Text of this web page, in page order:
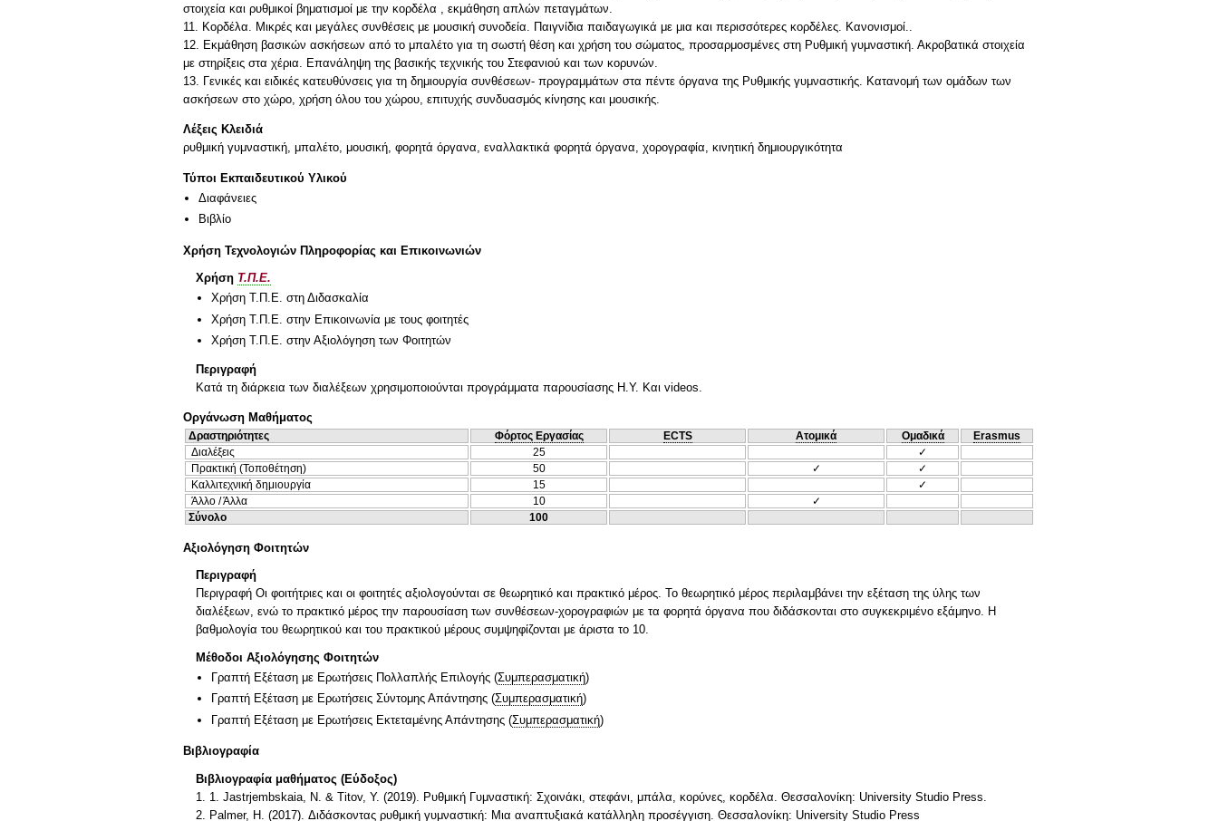
στοιχεία και ρυθμικοί βηματισμοί με την κορδέλα , εκμάθηση απλών πεταγμάτων.
11. Κορδέλα. Μικρές και μεγάλες συνθέσεις με μουσική συνοδεία. Παιγνίδια παιδαγωγικά με μια και περισσότερες κορδέλες. Κανονισμοί..
12. Εκμάθηση βασικών ασκήσεων από το μπαλέτο για τη σωστή θέση και χρήση του σώματος, προσαρμοσμένες στη Ρυθμική γυμναστική. Ακροβατικά στοιχεία
με στηρίξεις στα χέρια. Επανάληψη της βασικής τεχνικής του Στεφανιού και των κορυνών.
13. Γενικές και ειδικές κατευθύνσεις για τη δημιουργία συνθέσεων- προγραμμάτων στα πέντε όργανα της Ρυθμικής γυμναστικής. Κατανομή των ομάδων των
Λέξεις Κλειδιά
ρυθμική γυμναστική, μπαλέτο, μουσική, φορητά όργανα, εναλλακτικά φορητά όργανα, χορογραφία, κινητική δημιουργικότητα
Τύποι Εκπαιδευτικού Υλικού
Διαφάνειες
Βιβλίο
Χρήση Τεχνολογιών Πληροφορίας και Επικοινωνιών
Χρήση Τ.Π.Ε.
Χρήση Τ.Π.Ε. στη Διδασκαλία
Χρήση Τ.Π.Ε. στην Επικοινωνία με τους φοιτητές
Χρήση Τ.Π.Ε. στην Αξιολόγηση των Φοιτητών
Περιγραφή
Κατά τη διάρκεια των διαλέξεων χρησιμοποιούνται προγράμματα παρουσίασης Η.Υ. Και videos.
Οργάνωση Μαθήματος
Δραστηριότητες Φόρτος Εργασίας ECTS Ατομικά Ομαδικά
Erasmus
Διαλέξεις
25
✓
Πρακτική (Τοποθέτηση)
50 ✓
✓
Καλλιτεχνική δημιουργία
15
✓
Άλλο / Άλλα
10
✓
Σύνολο
100
Αξιολόγηση Φοιτητών
Περιγραφή
Περιγραφή Οι φοιτήτριες και οι φοιτητές αξιολογούνται σε θεωρητικό και πρακτικό μέρος. Το θεωρητικό μέρος περιλαμβάνει την εξέταση της ύλης των
διαλέξεων, ενώ το πρακτικό μέρος την παρουσίαση των συνθέσεων-χορογραφιών με τα φορητά όργανα που διδάσκονται στο συγκεκριμένο εξάμηνο. Η
βαθμολογία του θεωρητικού και του πρακτικού μέρους συμψηφίζονται με άριστα το 10.
Μέθοδοι Αξιολόγησης Φοιτητών
Γραπτή Εξέταση με Ερωτήσεις Πολλαπλής Επιλογής (Συμπερασματική)
Γραπτή Εξέταση με Ερωτήσεις Σύντομης Απάντησης (Συμπερασματική)
Γραπτή Εξέταση με Ερωτήσεις Εκτεταμένης Απάντησης (Συμπερασματική)
Βιβλιογραφία
Βιβλιογραφία μαθήματος (Εύδοξος)
1. 1. Jastrjembskaia, Ν. & Titov, Υ. (2019). Ρυθμική Γυμναστική: Σχοινάκι, στεφάνι, μπάλα, κορύνες, κορδέλα. Θεσσαλονίκη: University Studio Press.
2. Palmer, H. (2017). Διδάσκοντας ρυθμική γυμναστική: Μια αναπτυξιακά κατάλληλη προσέγγιση. Θεσσαλονίκη: University Studio Press